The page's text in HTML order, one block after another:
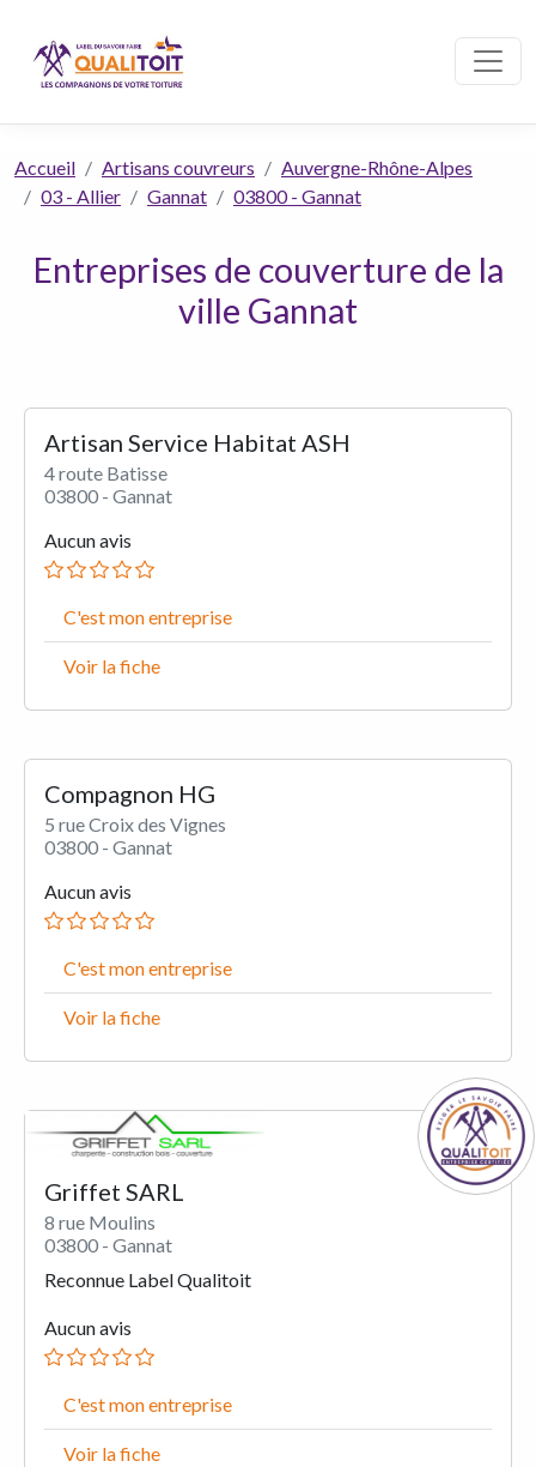
Accueil Artisans couvreurs
Auvergne-Rhône-Alpes
03 - Allier
Gannat 03800 - Gannat
Entreprises de couverture de la
ville Gannat
Artisan Service Habitat ASH
4 route Batisse
03800 - Gannat
Aucun avis
C'est mon entreprise
Voir la fiche
Compagnon HG
5 rue Croix des Vignes
03800 - Gannat
Aucun avis
C'est mon entreprise
Voir la fiche
Griffet SARL
8 rue Moulins
03800 - Gannat
Reconnue Label Qualitoit
Aucun avis
C'est mon entreprise
Voir la fiche